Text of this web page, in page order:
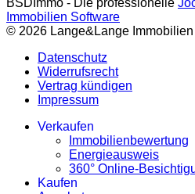
BSDImmo - Die professionelle
Immobilien Software
© 2026 Lange&Lange Immobilien
Datenschutz
Widerrufsrecht
Vertrag kündigen
Impressum
Verkaufen
Immobilienbewertung
Energieausweis
360° Online-
Kaufen